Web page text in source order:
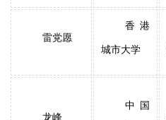
雷党愿
香港
城市大学
龙峰
中国